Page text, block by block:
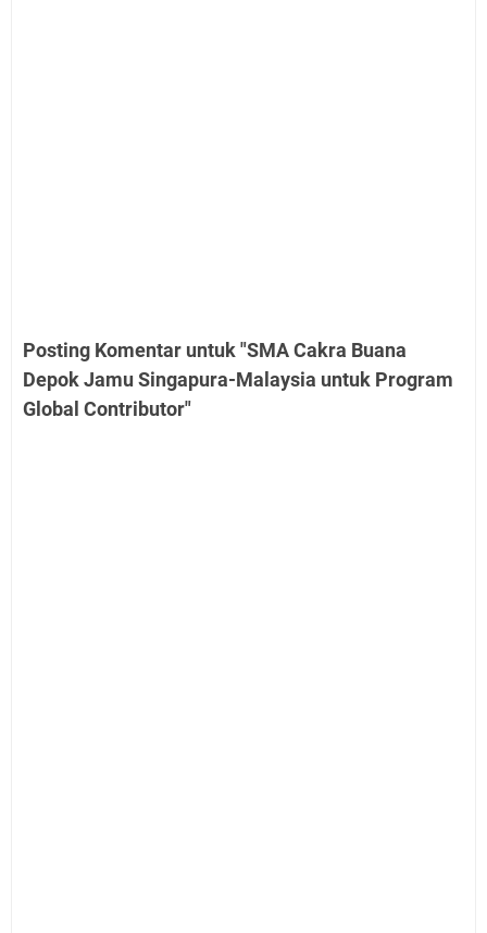
Posting Komentar untuk "SMA Cakra Buana
Depok Jamu Singapura-Malaysia untuk Program
Global Contributor"